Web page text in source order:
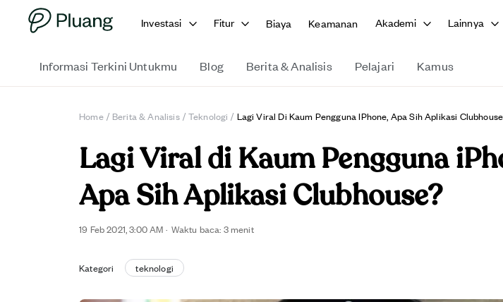
Investasi Fitur Biaya Keamanan Akademi Lainnya
Informasi Terkini Untukmu Blog Berita & Analisis Pelajari Kamus
Home / Berita & Analisis / Teknologi / Lagi Viral Di Kaum Pengguna IPhone, Apa Sih Aplikasi
Lagi Viral di Kaum Pengguna
Apa Sih Aplikasi Clubhouse?
19 Feb 2021, 3:00 AM · Waktu baca: 3 menit
Kategori teknologi